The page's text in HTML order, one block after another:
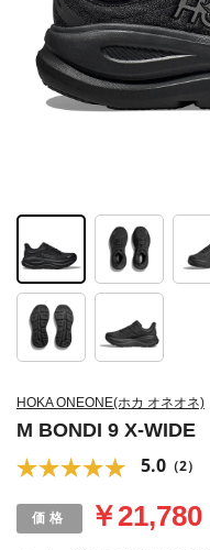
HOKA ONEONE(ホカ オネオネ)
M BONDI 9 X-WIDE
5.0 （2）
￥21,780